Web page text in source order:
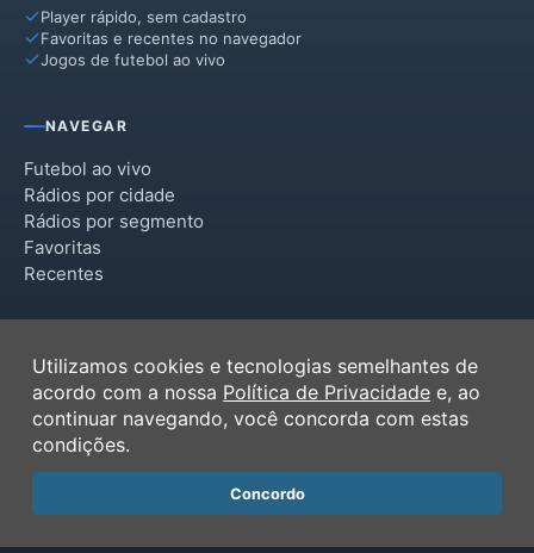
Player rápido, sem cadastro
Favoritas e recentes no navegador
Jogos de futebol ao vivo
NAVEGAR
Futebol ao vivo
Rádios por cidade
Rádios por segmento
Favoritas
Recentes
Termos de Uso
Política de Privacidade
Ferramentas
Contato
Utilizamos cookies e tecnologias semelhantes de
acordo com a nossa Política de Privacidade e, ao
continuar navegando, você concorda com estas
condições.
Concordo